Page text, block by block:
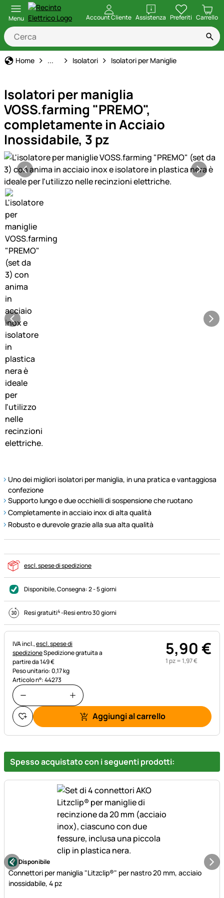
Menu Account Cliente Assistenza
apri Preferiti Carrello
Home Recinto Elettrico
... Isolatori Isolatori per Maniglie
Isolatori per maniglia
VOSS.farming "PREMO",
completamente in Acciaio
Inossidabile, 3 pz
Galleria prodotti
Uno dei migliori isolatori per maniglia, in una pratica e vantaggiosa
confezione
Supporto lungo e due occhielli di sospensione che ruotano
Completamente in acciaio inox di alta qualità
Robusto e durevole grazie alla sua alta qualità
escl. spese di spedizione
Disponibile, Consegna:2 - 5 giorni
Resi gratuiti4-Resi entro 30 giorni
Informazioni fiscali:
IVA incl.,escl. spese di
spedizioneSpedizione gratuita a
partire da 149 €
Peso unitario: 0,17 kg
Articolo n°: 44273
5,90€
1 pz =1,97€
Aggiungi al carrello
Spesso acquistato con i seguenti prodotti:
Disponibile
Connettori per maniglia "Litzclip®" per nastro 20 mm, acciaio
inossidabile, 4 pz